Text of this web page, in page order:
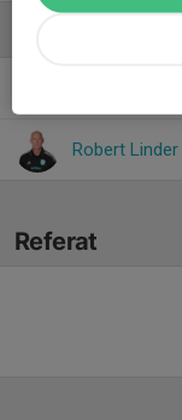
Robert Linder
Referat